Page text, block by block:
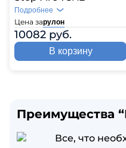
Цена зарулон
10082 руб.
Подробнее
В корзину
Преимущества
Все, что